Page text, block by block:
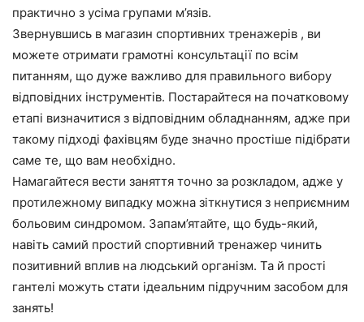
практично з усіма групами м’язів.
Звернувшись в магазин спортивних тренажерів , ви
можете отримати грамотні консультації по всім
питанням, що дуже важливо для правильного вибору
відповідних інструментів. Постарайтеся на початковому
етапі визначитися з відповідним обладнанням, адже при
такому підході фахівцям буде значно простіше підібрати
саме те, що вам необхідно.
Намагайтеся вести заняття точно за розкладом, адже у
протилежному випадку можна зіткнутися з неприємним
больовим синдромом. Запам’ятайте, що будь-який,
навіть самий простий спортивний тренажер чинить
позитивний вплив на людський організм. Та й прості
гантелі можуть стати ідеальним підручним засобом для
занять!